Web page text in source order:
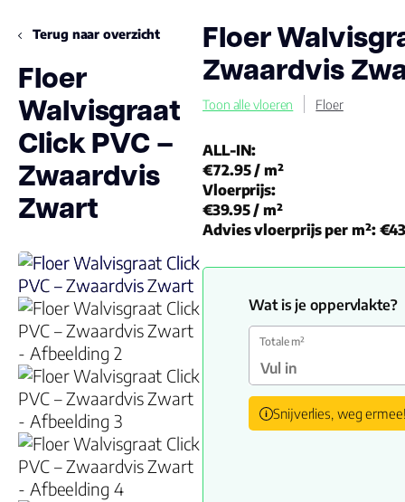
Terug naar overzicht
Floer
Walvisgraat
Click PVC –
Zwaardvis
Zwart
Floer
Zwaardvis
Toon alle vloeren Floer
ALL-IN:
€72.95/ m²
Vloerprijs:
€39.95/ m²
Advies vloerprijs per m²:
Wat is je oppervlakte?
Totale m²
Snijverlies, weg